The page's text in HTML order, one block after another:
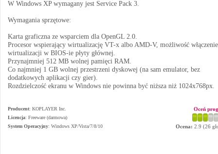
W Windows XP wymagany jest Service Pack 3.
Wymagania sprzętowe:
Karta graficzna ze wsparciem dla OpenGL 2.0.
Procesor wspierający wirtualizację VT-x albo AMD-V, możliwość
wirtualizacji w BIOS-ie płyty głównej.
Przynajmniej 512 MB wolnej pamięci RAM.
Co najmniej 1 GB wolnej przestrzeni dyskowej (na sam emulator, bez
dodatkowych aplikacji czy gier).
Rozdzielczość ekranu w Windows nie powinna być niższa niż 1024x768px.
Producent: KOPLAYER Inc.
Licencja: Freeware (darmowa)
System Operacyjny: Windows XP/Vista/7/8/10
Oceń
Ocena: 2.9 (26